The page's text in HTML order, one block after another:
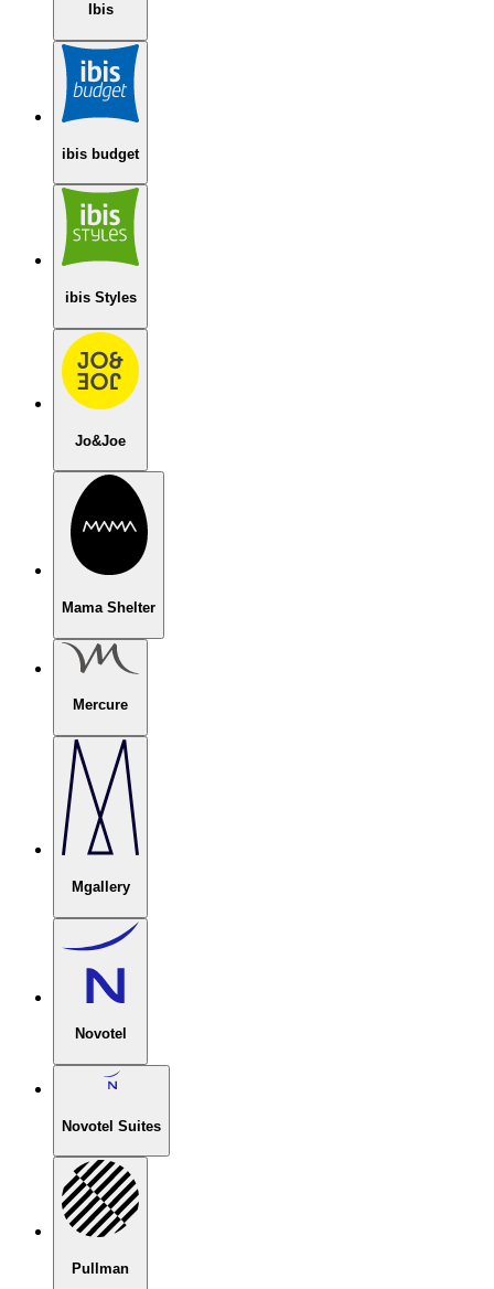
Ibis
ibis budget
ibis Styles
Jo&Joe
Mama Shelter
Mercure
Mgallery
Novotel
Novotel Suites
Pullman